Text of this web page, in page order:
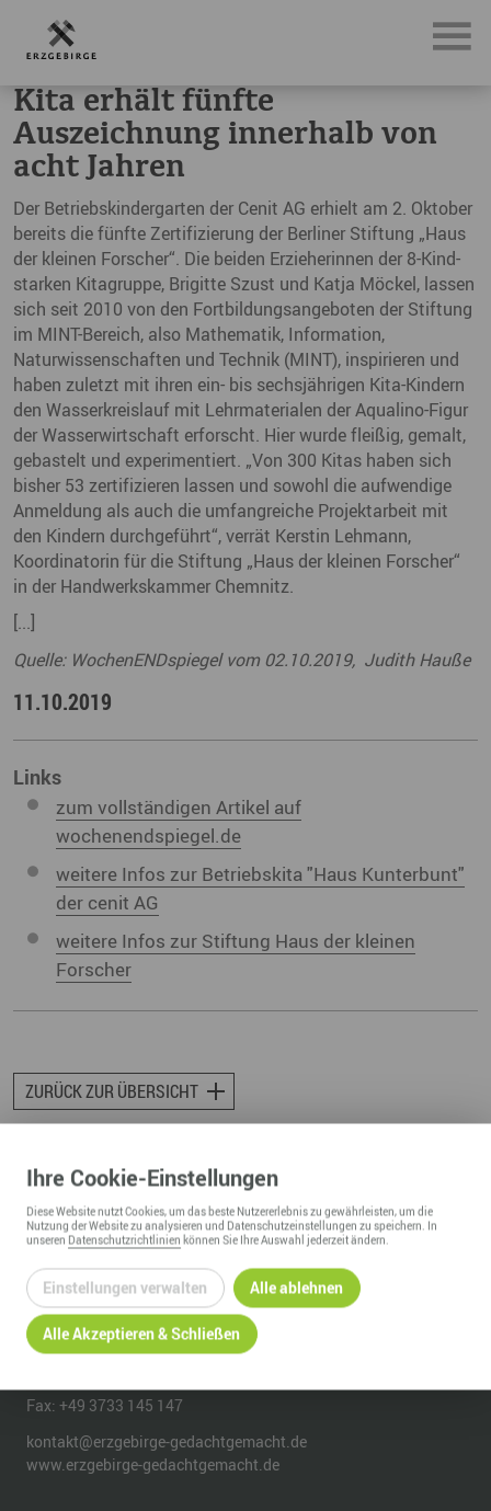
News, Neuigkeiten & Nachrichten aus dem Erzgebirge
Kita erhält fünfte
Auszeichnung innerhalb von
acht Jahren
Der Betriebskindergarten der Cenit AG erhielt am 2. Oktober
bereits die fünfte Zertifizierung der Berliner Stiftung „Haus
der kleinen Forscher“. Die beiden Erzieherinnen der 8-Kind-
starken Kitagruppe, Brigitte Szust und Katja Möckel, lassen
sich seit 2010 von den Fortbildungsangeboten der Stiftung
im MINT-Bereich, also Mathematik, Information,
Naturwissenschaften und Technik (MINT), inspirieren und
haben zuletzt mit ihren ein- bis sechsjährigen Kita-Kindern
den Wasserkreislauf mit Lehrmaterialen der Aqualino-Figur
der Wasserwirtschaft erforscht. Hier wurde fleißig, gemalt,
gebastelt und experimentiert. „Von 300 Kitas haben sich
bisher 53 zertifizieren lassen und sowohl die aufwendige
Anmeldung als auch die umfangreiche Projektarbeit mit
den Kindern durchgeführt“, verrät Kerstin Lehmann,
Koordinatorin für die Stiftung „Haus der kleinen Forscher“
in der Handwerkskammer Chemnitz.
[...]
Quelle: WochenENDspiegel vom 02.10.2019, Judith Hauße
11.10.2019
Links
zum vollständigen Artikel auf
wochenendspiegel.de
weitere Infos zur Betriebskita "Haus Kunterbunt"
der cenit AG
weitere Infos zur Stiftung Haus der kleinen
Forscher
ZURÜCK ZUR ÜBERSICHT
REGIONALMANAGEMENT ERZGEBIRGE
c/o Wirtschaftsförderung Erzgebirge GmbH
Adam-Ries-Straße 16
09456Annaberg-Buchholz
Fax: +49 3733 145 147
kontakt@erzgebirge-gedachtgemacht.de
www.erzgebirge-gedachtgemacht.de
Ihre Cookie-Einstellungen
DieseWebsitenutzt Cookies, um das beste Nutzererlebnis zu gewährleisten, um die
Nutzung derWebsitezu analysieren und Datenschutzeinstellungen zu speichern. In
unseren Datenschutzrichtlinien können Sie Ihre Auswahl jederzeit ändern.
Einstellungen verwalten Alle ablehnen
Alle Akzeptieren & Schließen